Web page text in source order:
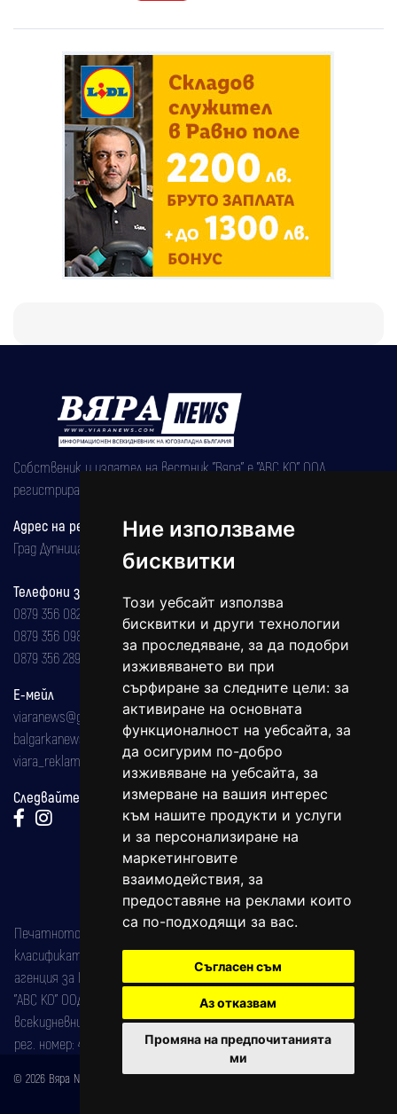
Ние използваме
бисквитки
Този уебсайт използва
бисквитки и други технологии
за проследяване, за да подобри
изживяването ви при
сърфиране за следните цели: за
активиране на основната
функционалност на уебсайта, за
да осигурим по-добро
изживяване на уебсайта, за
измерване на вашия интерес
към нашите продукти и услуги
и за персонализиране на
маркетинговите
взаимодействия, за
предоставяне на реклами които
са по-подходящи за вас.
Съгласен съм
Аз отказвам
Промяна на предпочитанията
ми
Собственик и издател на вестник "Вяра" е "АВС КО" ООД,
регистрирана на 08.05.2002 година.
Адрес на редакцията
Град Дупница, ул.''Христо Ботев" 43
Телефони за реклама и абонаменти
0879 356 082
0879 356 098
0879 356 289
Е-мейл
viaranews@gmail.com
balgarkanews@gmail.com
viara_reklama@mail.bg
Следвайте ни:
Печатното издание на вестника е регистрирано в националния
класификатор на печатните издания (Българска национална
агенция за ISSN) под номер: ISSN 1312-4722.
"АВС КО" ООД е притежател на марката: Вяра информационен
всекидневник на югозападна България, със свидетелство за марка
рег. номер: 47857/11.05.2004 година.
© 2026 Вяра News Всички права запазени!